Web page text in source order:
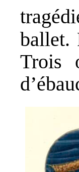
ballet.
Trois